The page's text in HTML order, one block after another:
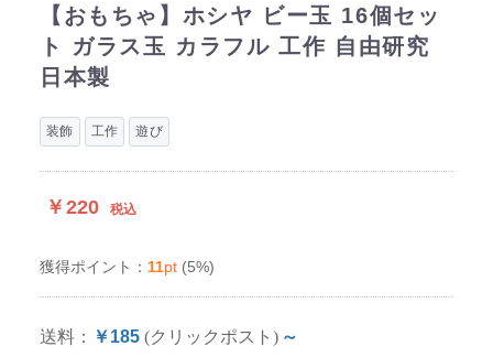
【おもちゃ】ホシヤ ビー玉 16個セッ
ト ガラス玉 カラフル 工作 自由研究
日本製
装飾 工作 遊び
￥220 税込
獲得ポイント： 11pt (5%)
送料： ￥185 (クリックポスト) ～